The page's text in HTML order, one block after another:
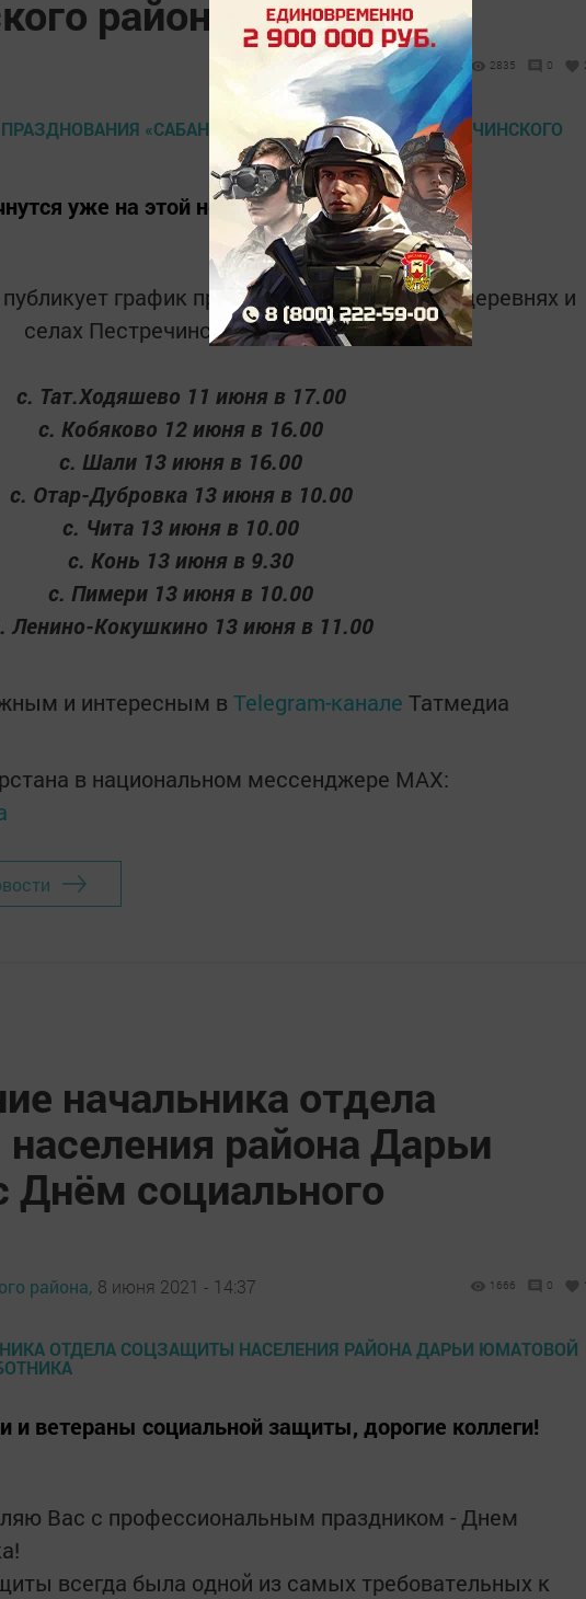
района
2835 0
уже на этой неделе.
график празднования Сабантуя в деревнях и
селах Пестречинского района.
с. Тат.Ходяшево 11 июня в 17.00
с. Кобяково 12 июня в 16.00
с. Шали 13 июня в 16.00
с. Отар-Дубровка 13 июня в 10.00
с. Чита 13 июня в 10.00
с. Конь 13 июня в 9.30
с. Пимери 13 июня в 10.00
Ленино-Кокушкино 13 июня в 11.00
и интересным в Telegram-канале Татмедиа
в национальном мессенджере MАХ:
начальника отдела
района Дарьи
социального
района, 8 июня 2021 - 14:37 1666 0
ветераны социальной защиты, дорогие коллеги!
Вас с профессиональным праздником - Днем
всегда была одной из самых требовательных к